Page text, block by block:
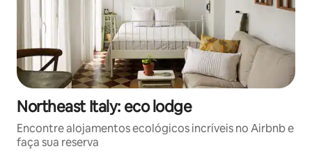
Northeast Italy: eco lodge
Encontre alojamentos ecológicos incríveis no Airbnb e
faça sua reserva